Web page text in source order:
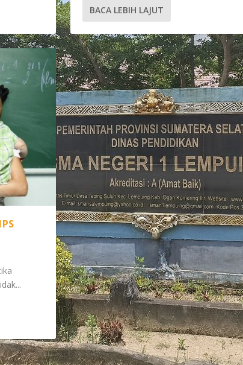
SIMAK 4 CARA INI
4 TIPS UNTUK ORANGT...
BACA LEBIH LAJUT